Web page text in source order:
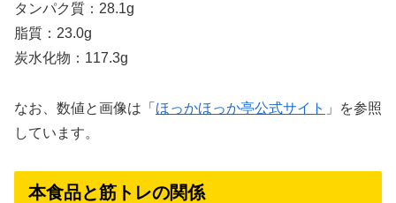
タンパク質：28.1g
脂質：23.0g
炭水化物：117.3g
なお、数値と画像は「 ほっかほっか亭公式サイト 」を参照
しています。
本食品と筋トレの関係